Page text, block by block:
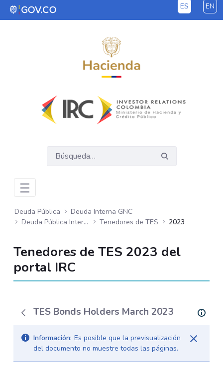
Saltar al contenido principal ES EN
Deuda Pública
Deuda Interna GNC
Deuda Pública Interna GNC
Tenedores de TES 2023
Tenedores de TES 2023 del
portal IRC
TES Bonds Holders March 2023
Información: Es posible que la previsualización
del documento no muestre todas las páginas.